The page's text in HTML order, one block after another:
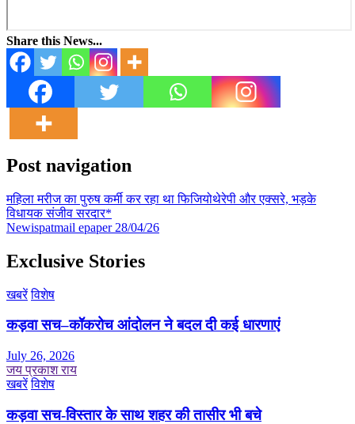
Share this News...
Post navigation
महिला मरीज का पुरुष कर्मी कर रहा था फिजियोथेरेपी और एक्सरे, भड़के
विधायक संजीव सरदार*
Newispatmail epaper 28/04/26
Exclusive Stories
खबरें विशेष
कड़वा सच–कॉकरोच आंदोलन ने बदल दी कई धारणाएं
July 26, 2026
जय प्रकाश राय
खबरें विशेष
कड़वा सच-विस्तार के साथ शहर की तासीर भी बचे